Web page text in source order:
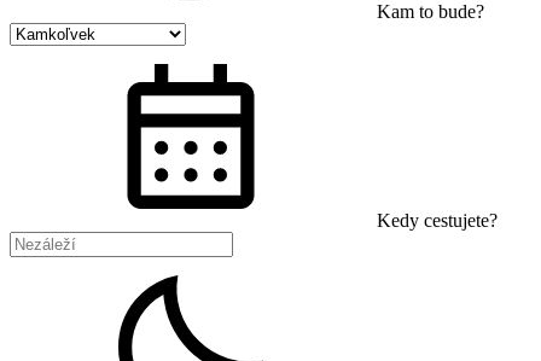
Kam to bude?
Kedy cestujete?